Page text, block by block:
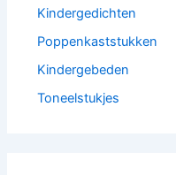
Kindergedichten
Poppenkaststukken
Kindergebeden
Toneelstukjes